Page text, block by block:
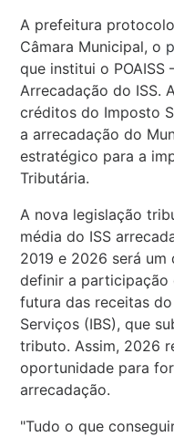
A prefeitura
Câmara Municipal, o
que institui o POAISS
Arrecadação do ISS.
créditos do Imposto
a arrecadação do
estratégico para a
Tributária.
A nova legislação
média do ISS
2019 e 2026 será
definir a participação
futura das receitas
Serviços (IBS), que
tributo. Assim, 2026
oportunidade para
arrecadação.
"Tudo o que